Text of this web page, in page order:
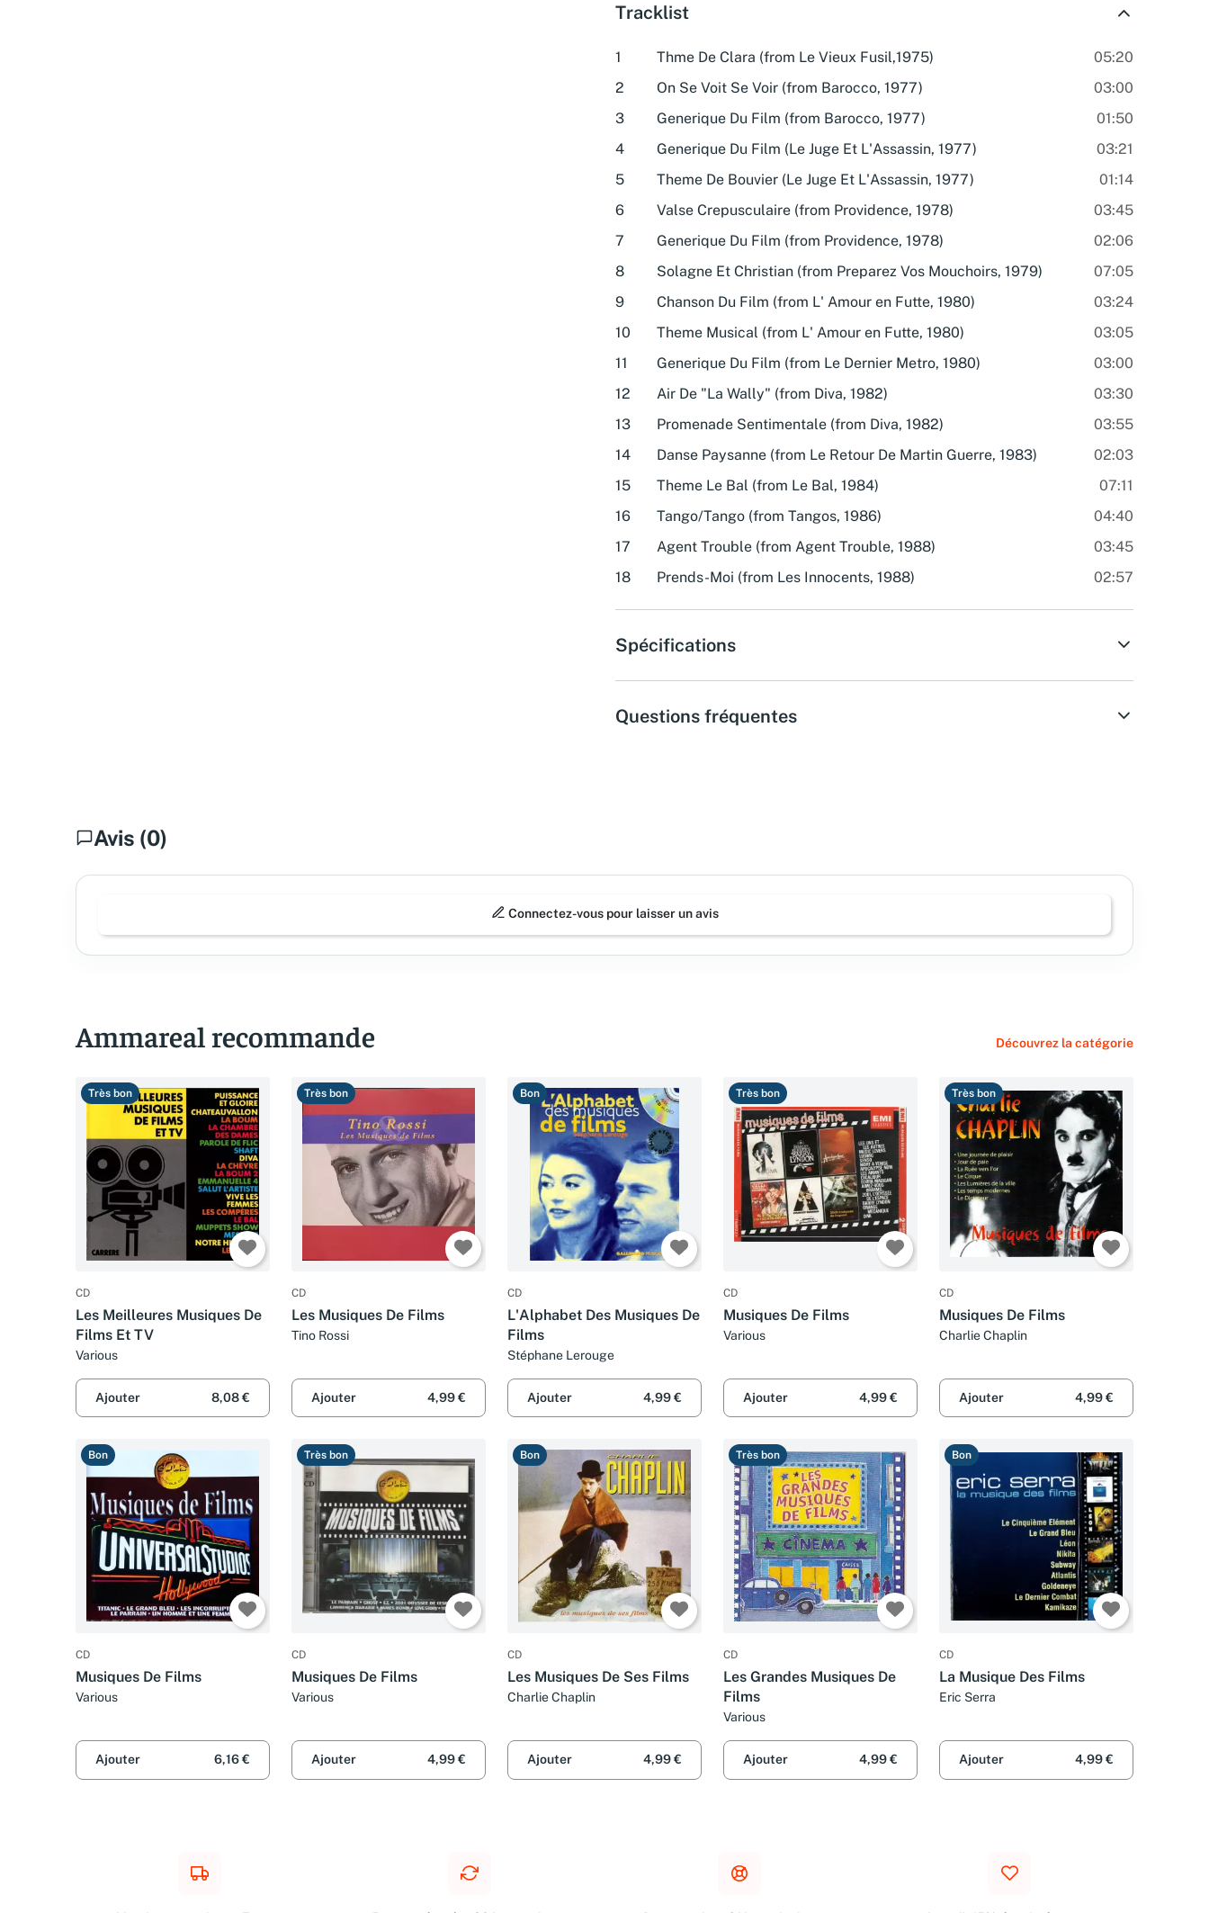
Tracklist
1 Thme De Clara (from Le Vieux Fusil,1975)
05:20
2
On Se Voit Se Voir (from Barocco, 1977)
03:00
3
Generique Du Film (from Barocco, 1977)
01:50
4
Generique Du Film (Le Juge Et L'Assassin, 1977)
03:21
5
Theme De Bouvier (Le Juge Et L'Assassin, 1977)
01:14
6
Valse Crepusculaire (from Providence, 1978)
03:45
7
Generique Du Film (from Providence, 1978)
02:06
8
Solagne Et Christian (from Preparez Vos Mouchoirs, 1979)
07:05
9
Chanson Du Film (from L' Amour en Futte, 1980)
03:24
10
Theme Musical (from L' Amour en Futte, 1980)
03:05
11
Generique Du Film (from Le Dernier Metro, 1980)
03:00
12
Air De "La Wally" (from Diva, 1982)
03:30
13
Promenade Sentimentale (from Diva, 1982)
03:55
14
Danse Paysanne (from Le Retour De Martin Guerre, 1983)
02:03
15
Theme Le Bal (from Le Bal, 1984)
07:11
16
Tango/Tango (from Tangos, 1986)
04:40
17
Agent Trouble (from Agent Trouble, 1988)
03:45
18
Prends-Moi (from Les Innocents, 1988) 02:57
Spécifications
Questions fréquentes
Avis (0)
Connectez-vous pour laisser un avis
Ammareal recommande Découvrez la catégorie
Très bon
CD
Les Meilleures Musiques De
Films Et TV
Various
Ajouter 8,08 €
Très bon
CD
Les Musiques De Films
Tino Rossi
Ajouter 4,99 €
Bon
CD
L'Alphabet Des Musiques De
Films
Stéphane Lerouge
Ajouter 4,99 €
Très bon
CD
Musiques De Films
Various
Ajouter 4,99 €
Très bon
CD
Musiques De Films
Charlie Chaplin
Ajouter 4,99 €
Bon
CD
Musiques De Films
Various
Ajouter 6,16 €
Très bon
CD
Musiques De Films
Various
Ajouter 4,99 €
Bon
CD
Les Musiques De Ses Films
Charlie Chaplin
Ajouter 4,99 €
Très bon
CD
Les Grandes Musiques De
Films
Various
Ajouter 4,99 €
Bon
CD
La Musique Des Films
Eric Serra
Ajouter 4,99 €